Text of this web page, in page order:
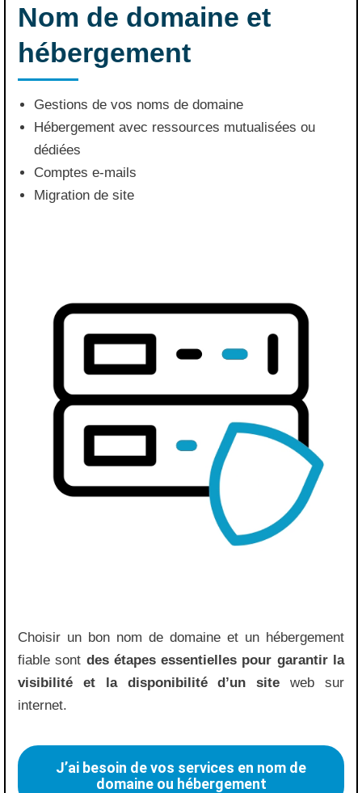
Nom de domaine et
hébergement
Gestions de vos noms de domaine
Hébergement avec ressources mutualisées ou
dédiées
Comptes e-mails
Migration de site
Choisir un bon nom de domaine et un hébergement
fiable sont des étapes essentielles pour garantir la
visibilité et la disponibilité d’un site web sur
internet.
J’ai besoin de vos services en nom de
domaine ou hébergement